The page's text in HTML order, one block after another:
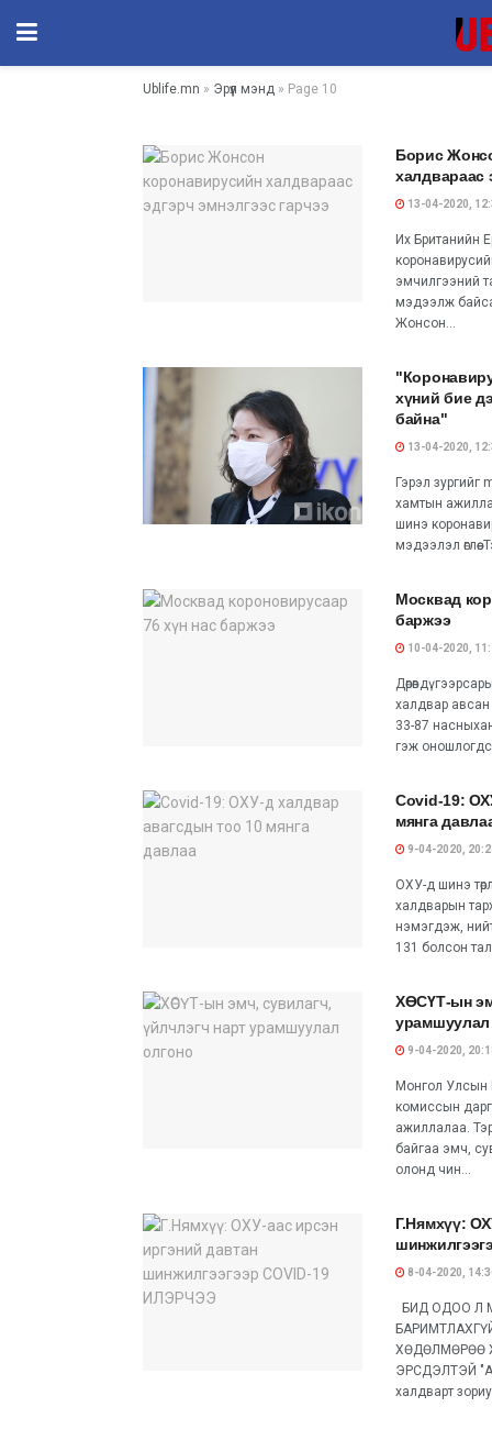
Ublife.mn » Эрүүл мэнд » Page 10
Борис
халдвараас
13-04-2020,
Их Британийн
эмчилгээний
мэдээлж
Жонсон...
хүний бие
байна"
13-04-2020,
Гэрэл
хамтын
шинэ
мэдээлэл
Москвад
баржээ
10-04-2020,
халдвар
33-87
гэж
Covid-19:
мянга
9-04-2020,
ОХУ-д шинэ
халдварын
нэмэгдэж,
131 болсон
ХӨСҮТ-ын
урамшуулал
9-04-2020,
Монгол
комиссын
ажиллалаа.
байгаа эмч,
олонд чин...
Г.Нямхүү:
8-04-2020,
БИД ОДОО Л
ХӨДӨЛМӨРӨӨ
ЭРСДЭЛТЭЙ
халдварт